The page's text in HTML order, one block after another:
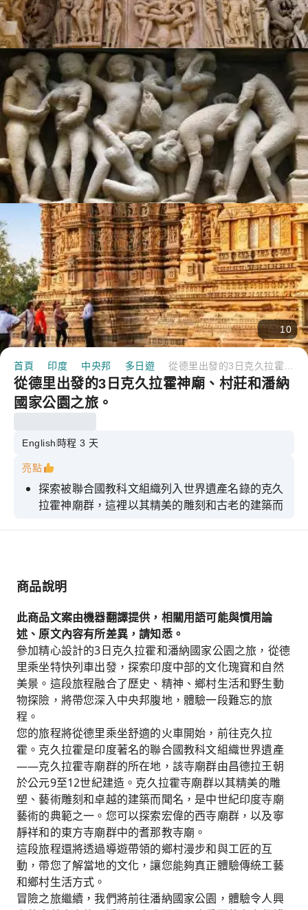
10
首頁 印度 中央邦 多日遊
從德里出發的3日克久拉霍神廟、村莊和潘納
國家公園之旅。
English 時程 3 天
亮點
探索被聯合國教科文組織列入世界遺產名錄的克久
拉霍神廟群，這裡以其精美的雕刻和古老的建築而
在導遊的帶領下，漫步克久拉霍當地村莊和傳統市
在潘納國家公園體驗驚險刺激的吉普車之旅，這裡
是老虎、豹、鱷魚和各種野生動物的家。
與當地工匠互動，探索中央邦的傳統手工藝品和鄉
村生活。
可選擇參觀風景優美的拉內瀑布，那裡以色彩繽紛
搭乘德里至克久拉霍的特快列車，享受舒適的旅
程，包含飯店住宿和導遊陪同觀光。
商品說明
此商品文案由機器翻譯提供，相關用語可能與慣用論
述、原文內容有所差異，請知悉。
參加精心設計的3日克久拉霍和潘納國家公園之旅，從德
里乘坐特快列車出發，探索印度中部的文化瑰寶和自然
美景。這段旅程融合了歷史、精神、鄉村生活和野生動
物探險，將帶您深入中央邦腹地，體驗一段難忘的旅
程。
您的旅程將從德里乘坐舒適的火車開始，前往克久拉
霍。克久拉霍是印度著名的聯合國教科文組織世界遺產
——克久拉霍寺廟群的所在地，該寺廟群由昌德拉王朝
於公元9至12世紀建造。克久拉霍寺廟群以其精美的雕
塑、藝術雕刻和卓越的建築而聞名，是中世紀印度寺廟
藝術的典範之一。您可以探索宏偉的西寺廟群，以及寧
靜祥和的東方寺廟群中的耆那教寺廟。
這段旅程還將透過導遊帶領的鄉村漫步和與工匠的互
動，帶您了解當地的文化，讓您能夠真正體驗傳統工藝
和鄉村生活方式。
冒險之旅繼續，我們將前往潘納國家公園，體驗令人興